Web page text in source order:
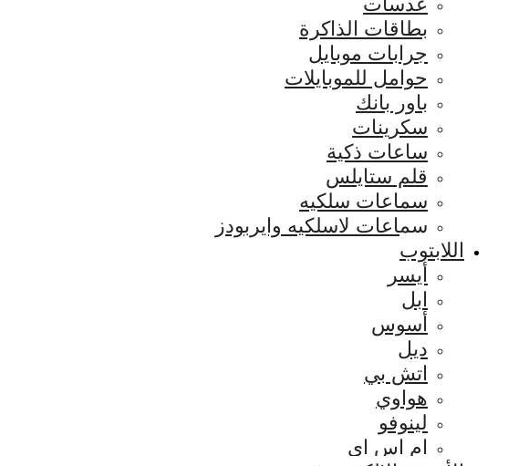
بطاقات الذاكرة
جرابات موبايل
حوامل للموبايلات
باور بانك
سكرينات
ساعات ذكية
قلم ستايلس
سماعات سلكيه
سماعات لاسلكيه وايربودز
اللابتوب
أيسر
ابل
أسوس
ديل
اتش بي
هواوي
لينوفو
ام اس اي